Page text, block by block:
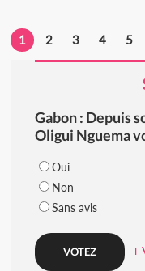
1 2 3 4 5
Gabon : Depuis
Oligui Nguema
Oui
Non
Sans avis
+